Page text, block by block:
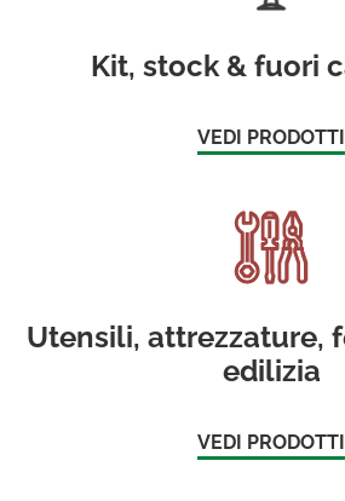
Kit, stock & fuori
VEDI PRODOTTI
Utensili, attrezzature,
edilizia
VEDI PRODOTTI